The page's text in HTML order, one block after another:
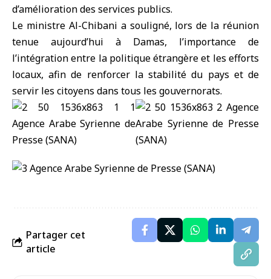
d’amélioration des services publics.
Le ministre Al-Chibani a souligné, lors de la réunion
tenue aujourd’hui à Damas, l’importance de
l’intégration entre la politique étrangère et les efforts
locaux, afin de renforcer la stabilité du pays et de
servir les citoyens dans tous les gouvernorats.
Partager cet
article